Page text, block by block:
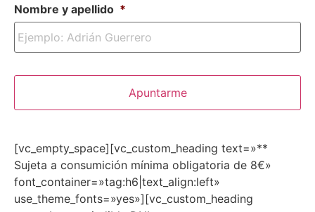
Nombre y apellido *
[vc_empty_space][vc_custom_heading text=»**
Sujeta a consumición mínima obligatoria de 8€»
font_container=»tag:h6|text_align:left»
use_theme_fonts=»yes»][vc_custom_heading